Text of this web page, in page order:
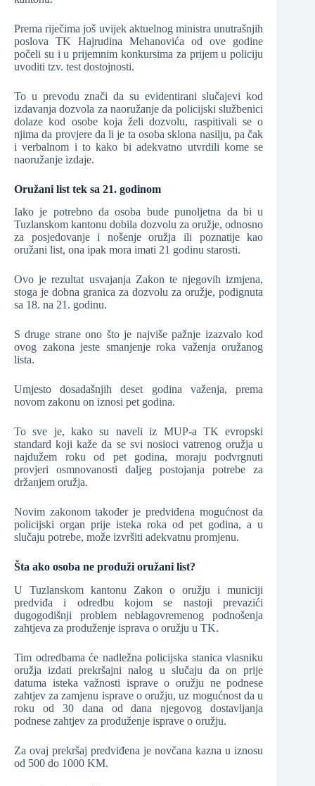
Prema riječima još uvijek aktuelnog ministra unutrašnjih
poslova TK Hajrudina Mehanovića od ove godine
počeli su i u prijemnim konkursima za prijem u policiju
uvoditi tzv. test dostojnosti.
To u prevodu znači da su evidentirani slučajevi kod
izdavanja dozvola za naoružanje da policijski službenici
dolaze kod osobe koja želi dozvolu, raspitivali se o
njima da provjere da li je ta osoba sklona nasilju, pa čak
i verbalnom i to kako bi adekvatno utvrdili kome se
naoružanje izdaje.
Oružani list tek sa 21. godinom
Iako je potrebno da osoba bude punoljetna da bi u
Tuzlanskom kantonu dobila dozvolu za oružje, odnosno
za posjedovanje i nošenje oružja ili poznatije kao
oružani list, ona ipak mora imati 21 godinu starosti.
Ovo je rezultat usvajanja Zakon te njegovih izmjena,
stoga je dobna granica za dozvolu za oružje, podignuta
sa 18. na 21. godinu.
S druge strane ono što je najviše pažnje izazvalo kod
ovog zakona jeste smanjenje roka važenja oružanog
lista.
Umjesto dosadašnjih deset godina važenja, prema
novom zakonu on iznosi pet godina.
To sve je, kako su naveli iz MUP-a TK evropski
standard koji kaže da se svi nosioci vatrenog oružja u
najdužem roku od pet godina, moraju podvrgnuti
provjeri osmnovanosti daljeg postojanja potrebe za
držanjem oružja.
Novim zakonom također je predviđena mogućnost da
policijski organ prije isteka roka od pet godina, a u
slučaju potrebe, može izvršiti adekvatnu promjenu.
Šta ako osoba ne produži oružani list?
U Tuzlanskom kantonu Zakon o oružju i municiji
predviđa i odredbu kojom se nastoji prevazići
dugogodišnji problem neblagovremenog podnošenja
zahtjeva za produženje isprava o oružju u TK.
Tim odredbama će nadležna policijska stanica vlasniku
oružja izdati prekršajni nalog u slučaju da on prije
datuma isteka važnosti isprave o oružju ne podnese
zahtjev za zamjenu isprave o oružju, uz mogućnost da u
roku od 30 dana od dana njegovog dostavljanja
podnese zahtjev za produženje isprave o oružju.
Za ovaj prekršaj predviđena je novčana kazna u iznosu
od 500 do 1000 KM.